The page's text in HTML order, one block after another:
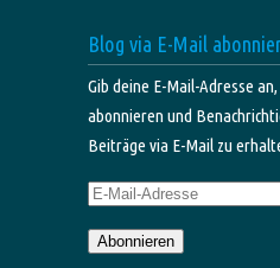
Blog via E-Mail
Gib deine E-Mail-Adresse
abonnieren und
Beiträge via E-Mail zu
E-
Adresse
Abonnieren